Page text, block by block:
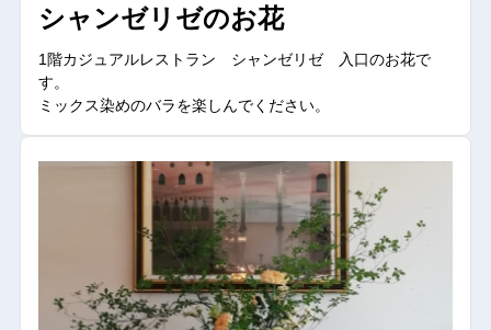
シャンゼリゼのお花
1階カジュアルレストラン シャンゼリゼ 入口のお花で
す。
ミックス染めのバラを楽しんでください。